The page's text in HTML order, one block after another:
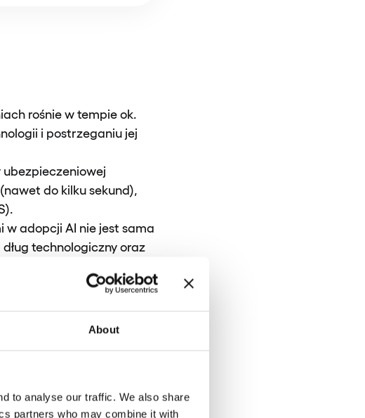
About
to analyse our traffic. We also share
partners who may combine it with
rośnie w tempie ok.
i postrzeganiu jej
do kilku sekund),
w adopcji AI nie jest sama
technologiczny oraz
AI w celu
raport
IBM.
zarządzania